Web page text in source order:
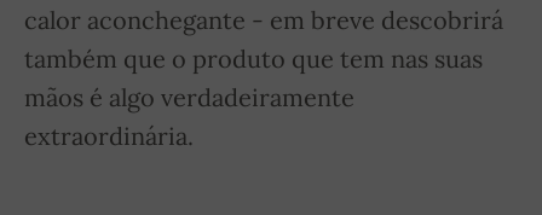
calor aconchegante - em breve descobrirá
também que o produto que tem nas suas
mãos é algo verdadeiramente
extraordinária.